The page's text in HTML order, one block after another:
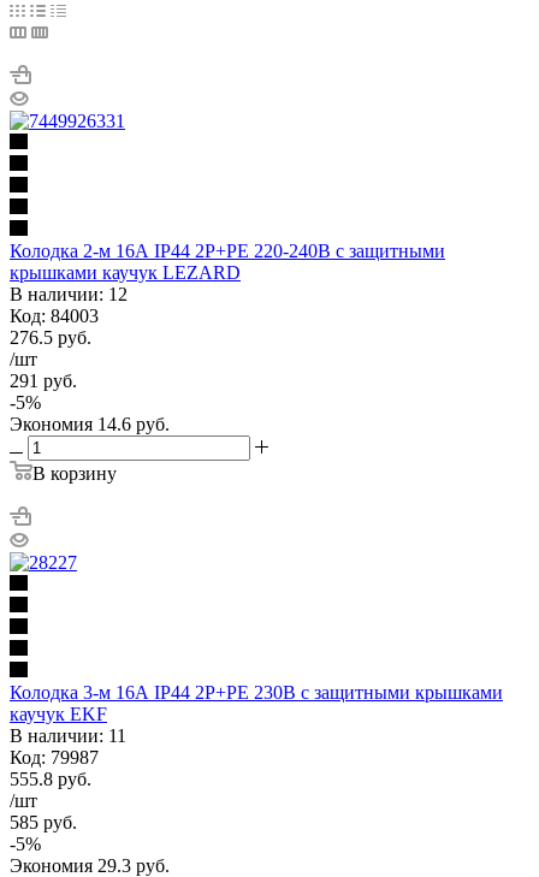
Колодка 2-м 16А IP44 2P+PE 220-240В с защитными
крышками каучук LEZARD
В наличии: 12
Код: 84003
276.5 руб.
/шт
291 руб.
-5%
Экономия 14.6 руб.
В корзину
Колодка 3-м 16А IP44 2P+PE 230В с защитными крышками
каучук EKF
В наличии: 11
Код: 79987
555.8 руб.
/шт
585 руб.
-5%
Экономия 29.3 руб.